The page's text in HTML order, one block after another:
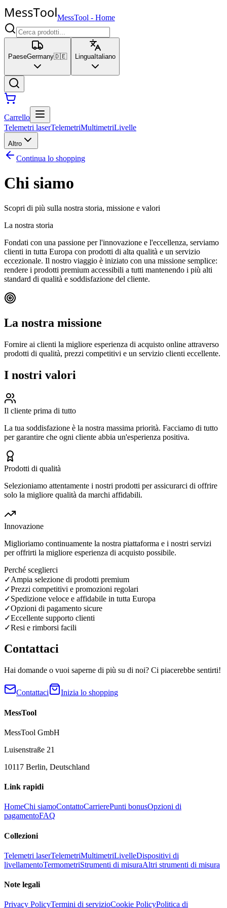
MessTool - Home
PaeseGermany🇩🇪 LinguaItaliano
Carrello
Telemetri laserTelemetriMultimetriLivelle
Altro
Continua lo shopping
Chi siamo
Scopri di più sulla nostra storia, missione e valori
La nostra storia
Fondati con una passione per l'innovazione e l'eccellenza, serviamo
clienti in tutta Europa con prodotti di alta qualità e un servizio
eccezionale. Il nostro viaggio è iniziato con una missione semplice:
rendere i prodotti premium accessibili a tutti mantenendo i più alti
standard di qualità e soddisfazione del cliente.
La nostra missione
Fornire ai clienti la migliore esperienza di acquisto online attraverso
prodotti di qualità, prezzi competitivi e un servizio clienti eccellente.
I nostri valori
Il cliente prima di tutto
La tua soddisfazione è la nostra massima priorità. Facciamo di tutto
per garantire che ogni cliente abbia un'esperienza positiva.
Prodotti di qualità
Selezioniamo attentamente i nostri prodotti per assicurarci di offrire
solo la migliore qualità da marchi affidabili.
Innovazione
Miglioriamo continuamente la nostra piattaforma e i nostri servizi
per offrirti la migliore esperienza di acquisto possibile.
Perché sceglierci
✓Ampia selezione di prodotti premium
✓Prezzi competitivi e promozioni regolari
✓Spedizione veloce e affidabile in tutta Europa
✓Opzioni di pagamento sicure
✓Eccellente supporto clienti
✓Resi e rimborsi facili
Contattaci
Hai domande o vuoi saperne di più su di noi? Ci piacerebbe sentirti!
Contattaci Inizia lo shopping
MessTool
MessTool GmbH
Luisenstraße 21
10117 Berlin, Deutschland
Link rapidi
HomeChi siamoContattoCarrierePunti bonusOpzioni di
pagamentoFAQ
Collezioni
Telemetri laserTelemetriMultimetriLivelleDispositivi di
livellamentoTermometriStrumenti di misuraAltri strumenti di misura
Note legali
Privacy PolicyTermini di servizioCookie PolicyPolitica di